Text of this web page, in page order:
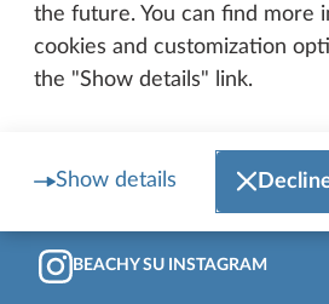
the future. You can find more
cookies and customization
the "Show details" link.
Show details
BEACHY SU FACEBOOK
HOBBY FORMAZIONE SU
BEACHY SU INSTAGRAM